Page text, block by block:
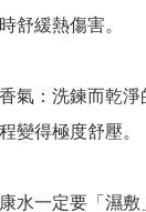
舒緩熱傷害。
氣：洗鍊而乾淨
變得極度舒壓。
水一定要「濕敷